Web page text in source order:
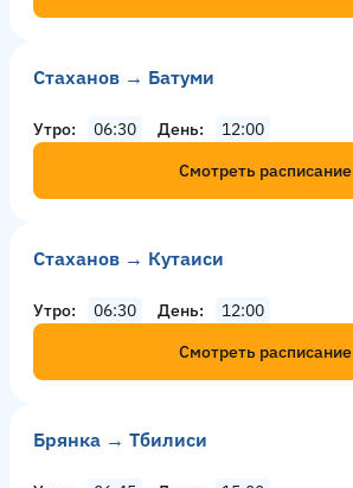
Стаханов → Батуми
Утро 06:30 День
12:00
Смотреть расписание
Стаханов → Кутаиси
Утро 06:30 День
12:00
Смотреть расписание
Брянка → Тбилиси